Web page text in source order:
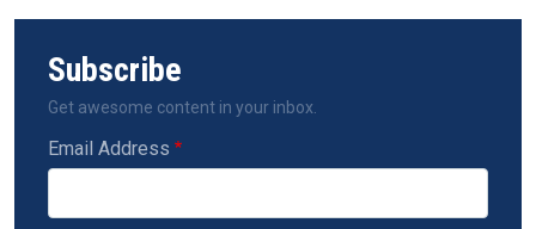
Subscribe
Get awesome content in your inbox.
Email Address